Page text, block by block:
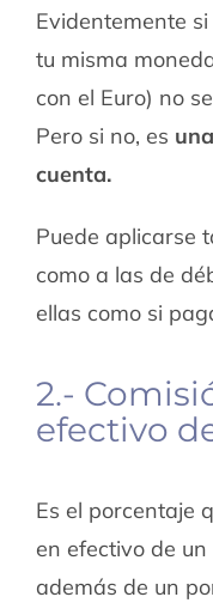
Evidentemente
tu misma
con el Euro) no
Pero si no, es
cuenta.
Puede aplicarse
como a las de
ellas como si
2.-
efectivo
Es el porcentaje
en efectivo de
además de un